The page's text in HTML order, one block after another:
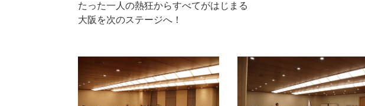
たった一人の熱狂からすべてがはじまる
大阪を次のステージへ！